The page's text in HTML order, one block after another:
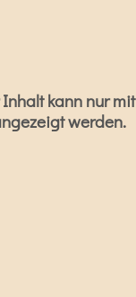
kann nur mit
werden.